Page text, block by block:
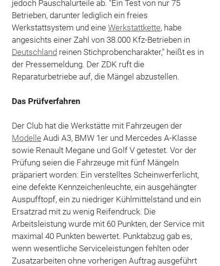
jedoch Pauschalurteile ab. "Ein Test von nur 75
Betrieben, darunter lediglich ein freies
Werkstattsystem und eine Werkstattkette, habe
angesichts einer Zahl von 38.000 Kfz-Betrieben in
Deutschland reinen Stichprobencharakter," heißt es in
der Pressemeldung. Der ZDK ruft die
Reparaturbetriebe auf, die Mängel abzustellen.
Das Prüfverfahren
Der Club hat die Werkstätte mit Fahrzeugen der
Modelle Audi A3, BMW 1er und Mercedes A-Klasse
sowie Renault Megane und Golf V getestet. Vor der
Prüfung seien die Fahrzeuge mit fünf Mängeln
präpariert worden: Ein verstelltes Scheinwerferlicht,
eine defekte Kennzeichenleuchte, ein ausgehängter
Auspufftopf, ein zu niedriger Kühlmittelstand und ein
Ersatzrad mit zu wenig Reifendruck. Die
Arbeitsleistung wurde mit 60 Punkten, der Service mit
maximal 40 Punkten bewertet. Punktabzug gab es,
wenn wesentliche Serviceleistungen fehlten oder
Zusatzarbeiten ohne vorherigen Auftrag ausgeführt